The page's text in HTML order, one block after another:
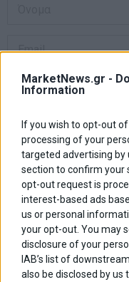
MarketNews.gr -
Information
If you wish to opt-out
processing of your
targeted advertising by
section to confirm your
opt-out request is
interest-based ads
us or personal
your opt-out. You may
disclosure of your
IAB’s list of
also be disclosed by us
Αποθήκευσε το όνομά
τον πλοηγό για την
Πλοήγηση
άρθρων
ΠΡΟΗΓΟΥΜΕΝΟ ΑΡΘΡΟ
Previous
post:
ΠΣΕ: Περιορίζονται οι
πιέσεις στις εξαγωγές